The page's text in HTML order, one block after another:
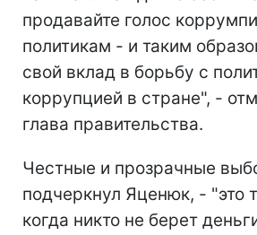
продавайте голос
политикам - и таким
свой вклад в борьбу с
коррупцией в стране", -
глава правительства.
Честные и прозрачные
подчеркнул Яценюк, - "это
когда никто не берет